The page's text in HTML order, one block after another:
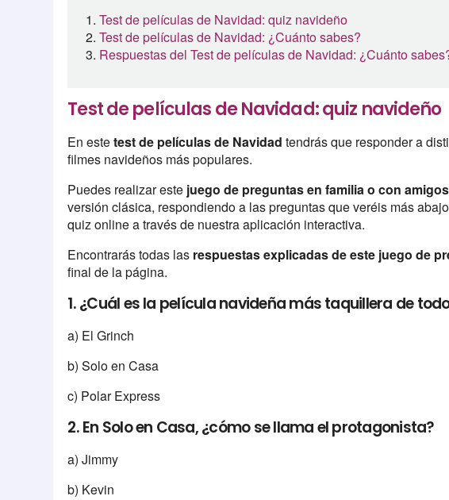
Test de películas de Navidad: quiz navideño
Test de películas de Navidad: ¿Cuánto sabes?
Respuestas del Test de películas de Navidad: ¿Cuánto
Test de películas de Navidad: quiz navideño
En estetest de películas de Navidad tendrás que responder a
filmes navideños más populares.
Puedes realizar este juego de preguntas en familia o con
versión clásica, respondiendo a las preguntas que veréis más
quiz online a través de nuestra aplicación interactiva.
Encontrarás todas las respuestas explicadas de este juego de
final de la página.
1. ¿Cuál es la película navideña más taquillera de
a) El Grinch
b) Solo en Casa
c) Polar Express
2. En Solo en Casa, ¿cómo se llama el protagonista?
a) Jimmy
b) Kevin